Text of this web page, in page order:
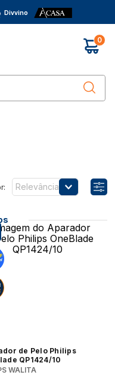
Divvino
0
Relevância
de Pelo Philips
QP1424/10
WALITA